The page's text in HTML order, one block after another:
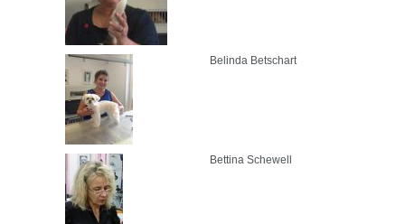
Belinda Betschart
Bettina Schewell